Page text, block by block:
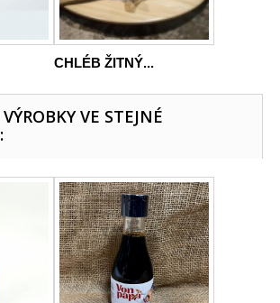
CHLÉB ŽITNÝ...
VE STEJNÉ